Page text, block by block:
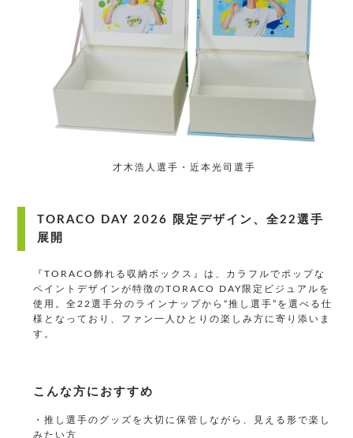
才木浩人選手・近本光司選手
TORACO DAY 2026 限定デザイン、全22選手
展開
『TORACO飾れる収納ボックス』は、カラフルでポップな
ペイントデザインが特徴のTORACO DAY限定ビジュアルを
使用。全22選手分のラインナップから“推し選手”を選べる仕
様となっており、ファン一人ひとりの楽しみ方に寄り添いま
す。
こんな方におすすめ
・推し選手のグッズを大切に保管しながら、見える形で楽し
みたい方